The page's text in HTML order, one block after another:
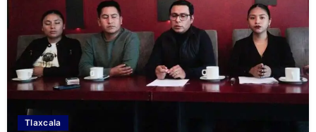
Tlaxcala